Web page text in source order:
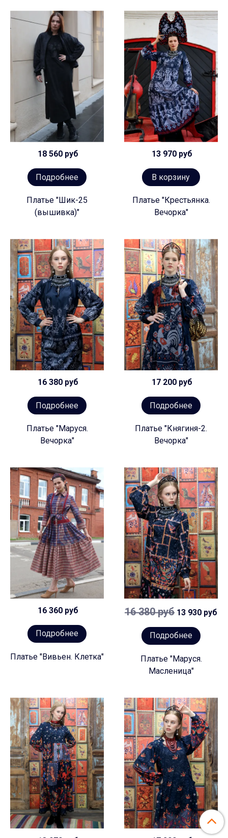
18 560 руб
Подробнее
Платье "Шик-25
(вышивка)"
13 970 руб
В корзину
Платье "Крестьянка.
Вечорка"
16 380 руб
Подробнее
Платье "Маруся.
Вечорка"
17 200 руб
Подробнее
Платье "Княгиня-2.
Вечорка"
16 360 руб
Подробнее
Платье "Вивьен. Клетка"
16 380 руб 13 930 руб
Подробнее
Платье "Маруся.
Масленица"